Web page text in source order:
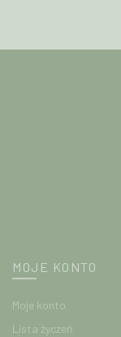
MOJE KONTO
Moje konto
Lista życzeń